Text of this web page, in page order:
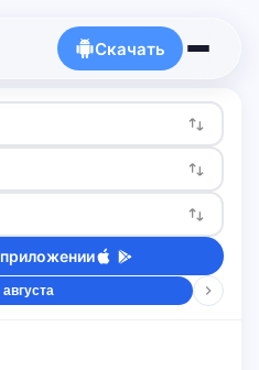
Скачать
августа